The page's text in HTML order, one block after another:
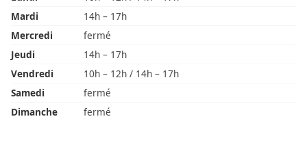
Mardi
14h – 17h
Mercredi
fermé
Jeudi
14h – 17h
Vendredi
10h – 12h / 14h – 17h
Samedi
fermé
Dimanche
fermé